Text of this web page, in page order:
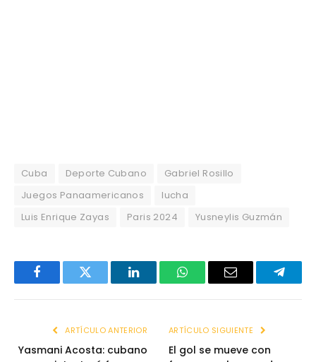
Cuba Deporte Cubano
Gabriel Rosillo
Juegos Panaamericanos
lucha
Luis Enrique Zayas
Paris 2024 Yusneylis Guzmán
FacebookTwitter LinkedInWhatsAppEmail
ARTÍCULO ANTERIOR
Yasmani Acosta: cubano
ARTÍCULO SIGUIENTE
El gol se mueve con